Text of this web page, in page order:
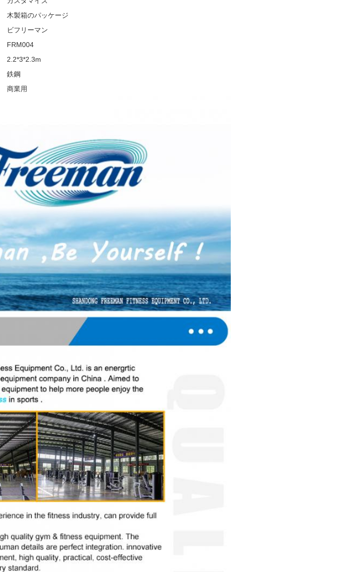
木製箱のパッケージ
ビフリーマン
FRM004
2.2*3*2.3m
鉄鋼
商業用